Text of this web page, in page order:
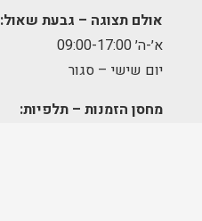
אולם תצוגה – גבעת שאול:
א׳-ה׳ 09:00-17:00
יום שישי – סגור
מחסן הזמנות – תלפיות: